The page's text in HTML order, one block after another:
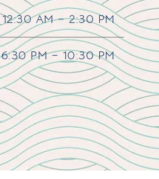
12:30 AM – 2:30 PM
6:30 PM – 10:30 PM